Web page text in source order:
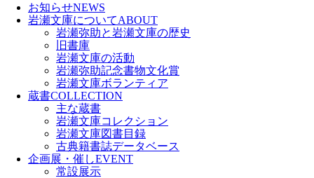
お知らせNEWS
岩瀬文庫についてABOUT
岩瀬弥助と岩瀬文庫の歴史
旧書庫
岩瀬文庫の活動
岩瀬弥助記念書物文化賞
岩瀬文庫ボランティア
蔵書COLLECTION
主な蔵書
岩瀬文庫コレクション
岩瀬文庫図書目録
古典籍書誌データベース
企画展・催しEVENT
常設展示